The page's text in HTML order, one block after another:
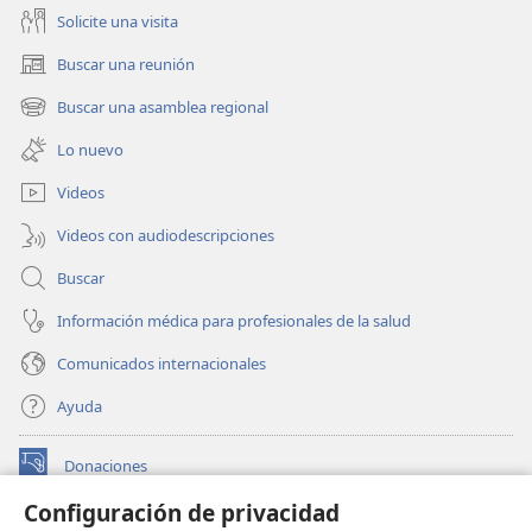
Configuración de privacidad
Solicite una visita
Buscar una reunión
(abre
una
nueva
ventana)
Buscar una asamblea regional
(abre
una
nueva
ventana)
Lo nuevo
Videos
Videos con audiodescripciones
Buscar
Información médica para profesionales de la salud
Comunicados internacionales
Ayuda
Donaciones
(abre
nueva